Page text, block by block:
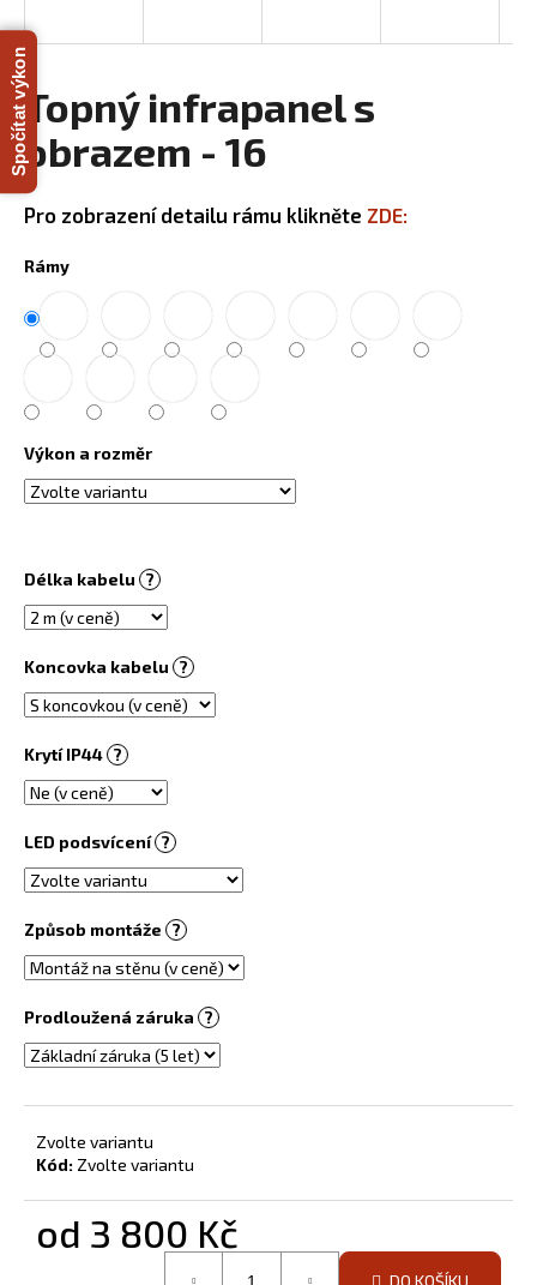
Topný infrapanel s
obrazem - 16
Pro zobrazení detailu rámu klikněte ZDE:
Rámy
Výkon a rozměr
Délka kabelu ?
Koncovka kabelu ?
Krytí IP44 ?
LED podsvícení ?
Způsob montáže ?
Prodloužená záruka ?
Zvolte variantu
Kód: Zvolte variantu
od 3 800 Kč
DO KOŠÍKU
a
j
í
t
?
D
o
o
r
u
e
e
INFRASVĚTLO
5
480
Spočítat výkon